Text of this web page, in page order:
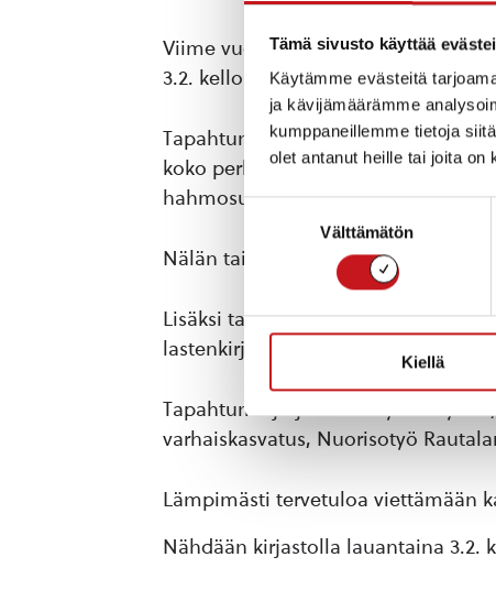
Tämä sivusto käyttää
Käytämme evästeitä
ja kävijämäärämme
kumppaneillemme tietoja
olet antanut heille tai joita on
Suostumuksen
Välttämätön
Kiellä
Viime vuonna huippusuosion
3.2. kello 10-13.
Tapahtuma pohjautuu
koko perheelle. Tapahtumassa
hahmosuunnistamaan ja paljon
Nälän tai janon yllättäessä voitte
Lisäksi tapahtumassa on
lastenkirjallisuus.
Tapahtuma järjestetään
varhaiskasvatus, Nuorisotyö
Lämpimästi tervetuloa viettämään
Nähdään kirjastolla lauantaina 3.2.